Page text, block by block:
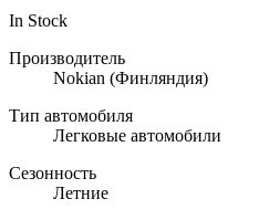
In Stock
Производитель
Nokian (Финляндия)
Тип автомобиля
Легковые автомобили
Сезонность
Летние